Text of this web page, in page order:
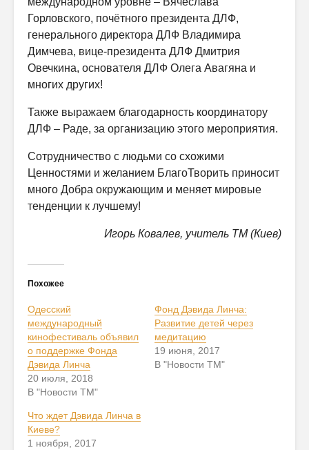
Горловского, почётного президента ДЛФ,
генерального директора ДЛФ Владимира
Димчева, вице-президента ДЛФ Дмитрия
Овечкина, основателя ДЛФ Олега Авагяна и
многих других!
Также выражаем благодарность координатору
ДЛФ – Раде, за организацию этого мероприятия.
Сотрудничество с людьми со схожими
Ценностями и желанием БлагоТворить приносит
много Добра окружающим и меняет мировые
тенденции к лучшему!
Игорь Ковалев, учитель ТМ (Киев)
Похожее
Одесский
международный
кинофестиваль объявил
о поддержке Фонда
Дэвида Линча
20 июля, 2018
В "Новости ТМ"
Фонд Дэвида Линча:
Развитие детей через
медитацию
19 июня, 2017
В "Новости ТМ"
Что ждет Дэвида Линча в
Киеве?
1 ноября, 2017